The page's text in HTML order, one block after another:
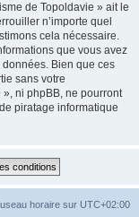
de Topoldavie » ait le
n’importe quel
cela nécessaire.
que vous avez
Bien que ces
sans votre
ni phpBB, ne pourront
piratage informatique
horaire sur UTC+02:00